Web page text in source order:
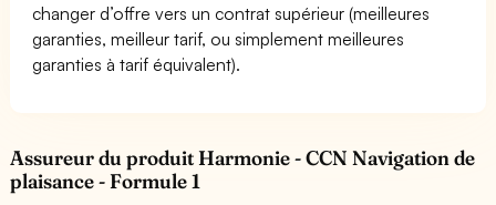
changer d’offre vers un contrat supérieur (meilleures
garanties, meilleur tarif, ou simplement meilleures
garanties à tarif équivalent).
Assureur du produit Harmonie - CCN Navigation de
plaisance - Formule 1